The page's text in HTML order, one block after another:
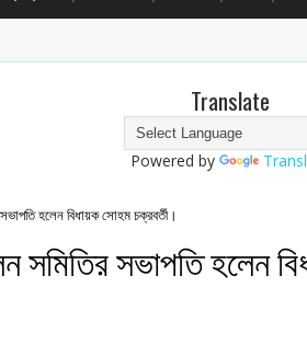
Translate
Powered by
হলেন বিধায়ক সোহম চক্রবর্তী।
সমিতির সভাপতি হলেন